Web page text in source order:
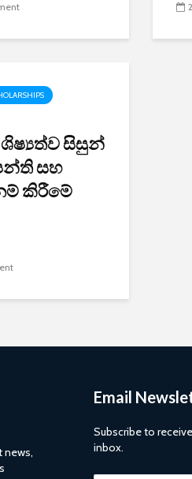
ශිෂ්‍යත්ව සිසුන්
සහ
කිරීමේ
news,
Email
Subscribe to
inbox.